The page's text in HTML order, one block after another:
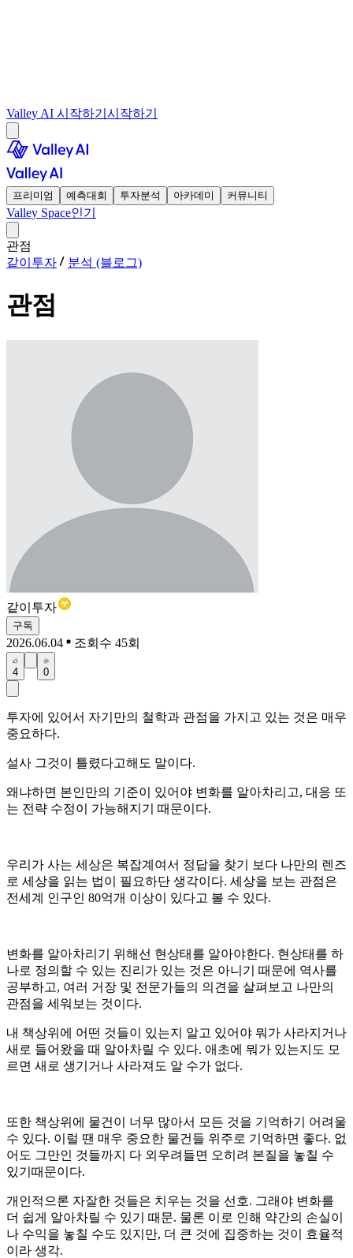
Valley AI 시작하기 시작하기
프리미엄 예측대회 투자분석 아카데미 커뮤니티
Valley Space인기
관점
같이투자
분석 (블로그)
관점
같이투자
구독
2026.06.04 조회수 45회
4 0
투자에 있어서 자기만의 철학과 관점을 가지고 있는 것은 매우
중요하다.
설사 그것이 틀렸다고해도 말이다.
왜냐하면 본인만의 기준이 있어야 변화를 알아차리고, 대응 또
는 전략 수정이 가능해지기 때문이다.
우리가 사는 세상은 복잡계여서 정답을 찾기 보다 나만의 렌즈
로 세상을 읽는 법이 필요하단 생각이다. 세상을 보는 관점은
전세계 인구인 80억개 이상이 있다고 볼 수 있다.
변화를 알아차리기 위해선 현상태를 알아야한다. 현상태를 하
나로 정의할 수 있는 진리가 있는 것은 아니기 때문에 역사를
공부하고, 여러 거장 및 전문가들의 의견을 살펴보고 나만의
관점을 세워보는 것이다.
내 책상위에 어떤 것들이 있는지 알고 있어야 뭐가 사라지거나
새로 들어왔을 때 알아차릴 수 있다. 애초에 뭐가 있는지도 모
르면 새로 생기거나 사라져도 알 수가 없다.
또한 책상위에 물건이 너무 많아서 모든 것을 기억하기 어려울
수 있다. 이럴 땐 매우 중요한 물건들 위주로 기억하면 좋다. 없
어도 그만인 것들까지 다 외우려들면 오히려 본질을 놓칠 수
있기때문이다.
개인적으론 자잘한 것들은 치우는 것을 선호. 그래야 변화를
더 쉽게 알아차릴 수 있기 때문. 물론 이로 인해 약간의 손실이
나 수익을 놓칠 수도 있지만, 더 큰 것에 집중하는 것이 효율적
이라 생각.